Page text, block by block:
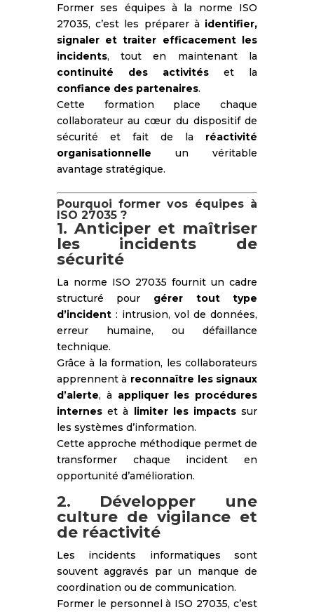
Former ses équipes à la norme ISO
27035, c’est les préparer à identifier,
signaler et traiter efficacement les
incidents, tout en maintenant la
continuité des activités et la
confiance des partenaires.
Cette formation place chaque
collaborateur au cœur du dispositif de
sécurité et fait de la réactivité
organisationnelle un véritable
avantage stratégique.
Pourquoi former vos équipes à
ISO 27035 ?
1. Anticiper et maîtriser
les incidents de
sécurité
La norme ISO 27035 fournit un cadre
structuré pour gérer tout type
d’incident: intrusion, vol de données,
erreur humaine, ou défaillance
technique.
Grâce à la formation, les collaborateurs
apprennent à reconnaître les signaux
d’alerte, à appliquer les procédures
interneset à limiter les impacts sur
les systèmes d’information.
Cette approche méthodique permet de
transformer chaque incident en
opportunité d’amélioration.
2. Développer une
culture de vigilance et
de réactivité
Les incidents informatiques sont
souvent aggravés par un manque de
coordination ou de communication.
Former le personnel à ISO 27035, c’est